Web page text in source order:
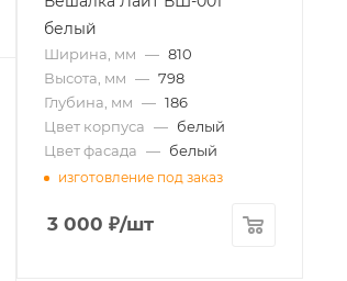
белый
Ширина, мм — 810
Высота, мм — 798
Глубина, мм — 186
Цвет корпуса — белый
Цвет фасада — белый
изготовление под заказ
3 000 ₽/шт